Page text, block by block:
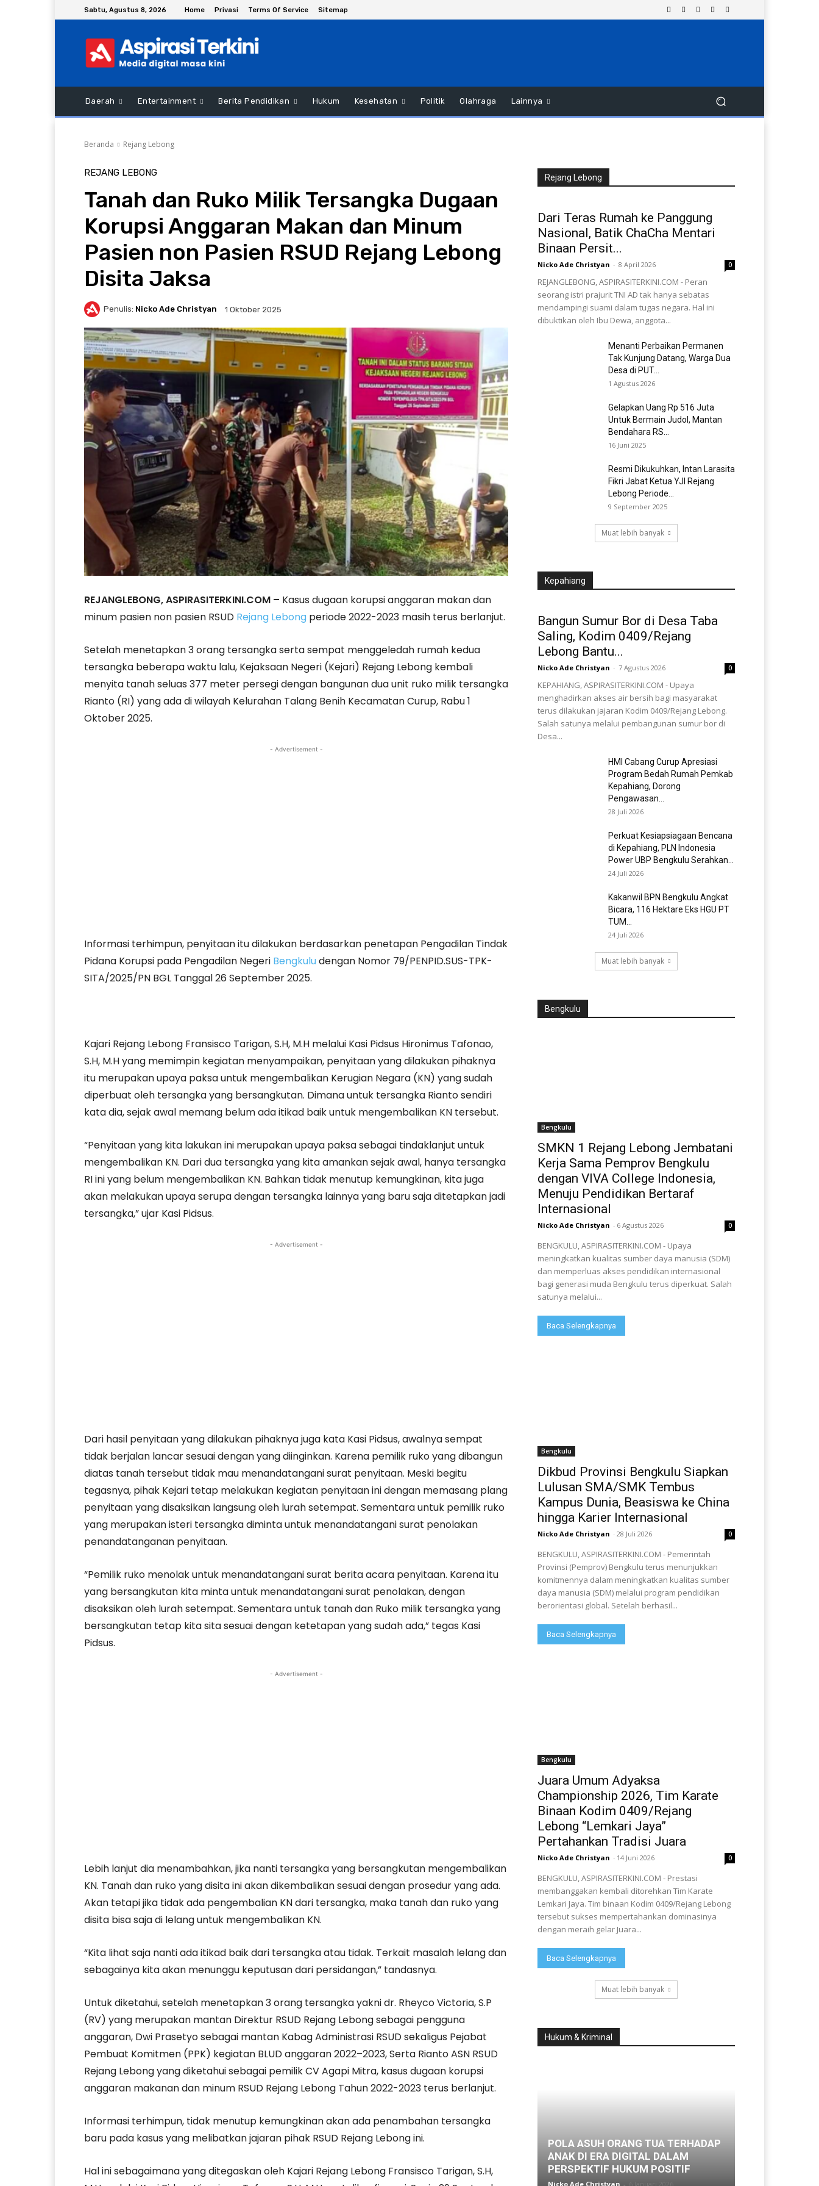
Sabtu, Agustus 8, 2026 Home Privasi Terms Of Service Sitemap
Daerah Entertainment Berita Pendidikan Hukum Kesehatan Politik Olahraga Lainnya
Beranda Rejang Lebong
REJANG LEBONG
Tanah dan Ruko Milik Tersangka Dugaan
Korupsi Anggaran Makan dan Minum
Pasien non Pasien RSUD Rejang Lebong
Disita Jaksa
Penulis: Nicko Ade Christyan 1 Oktober 2025
REJANGLEBONG, ASPIRASITERKINI.COM – Kasus dugaan korupsi anggaran makan dan
minum pasien non pasien RSUD Rejang Lebong periode 2022-2023 masih terus berlanjut.
Setelah menetapkan 3 orang tersangka serta sempat menggeledah rumah kedua
tersangka beberapa waktu lalu, Kejaksaan Negeri (Kejari) Rejang Lebong kembali
menyita tanah seluas 377 meter persegi dengan bangunan dua unit ruko milik tersangka
Rianto (RI) yang ada di wilayah Kelurahan Talang Benih Kecamatan Curup, Rabu 1
Oktober 2025.
- Advertisement -
Informasi terhimpun, penyitaan itu dilakukan berdasarkan penetapan Pengadilan Tindak
Pidana Korupsi pada Pengadilan Negeri Bengkuludengan Nomor 79/PENPID.SUS-TPK-
SITA/2025/PN BGL Tanggal 26 September 2025.
Kajari Rejang Lebong Fransisco Tarigan, S.H, M.H melalui Kasi Pidsus Hironimus Tafonao,
S.H, M.H yang memimpin kegiatan menyampaikan, penyitaan yang dilakukan pihaknya
itu merupakan upaya paksa untuk mengembalikan Kerugian Negara (KN) yang sudah
diperbuat oleh tersangka yang bersangkutan. Dimana untuk tersangka Rianto sendiri
kata dia, sejak awal memang belum ada itikad baik untuk mengembalikan KN tersebut.
“Penyitaan yang kita lakukan ini merupakan upaya paksa sebagai tindaklanjut untuk
mengembalikan KN. Dari dua tersangka yang kita amankan sejak awal, hanya tersangka
RI ini yang belum mengembalikan KN. Bahkan tidak menutup kemungkinan, kita juga
akan melakukan upaya serupa dengan tersangka lainnya yang baru saja ditetapkan jadi
tersangka,” ujar Kasi Pidsus.
- Advertisement -
Dari hasil penyitaan yang dilakukan pihaknya juga kata Kasi Pidsus, awalnya sempat
tidak berjalan lancar sesuai dengan yang diinginkan. Karena pemilik ruko yang dibangun
diatas tanah tersebut tidak mau menandatangani surat penyitaan. Meski begitu
tegasnya, pihak Kejari tetap melakukan kegiatan penyitaan ini dengan memasang plang
penyitaan yang disaksikan langsung oleh lurah setempat. Sementara untuk pemilik ruko
yang merupakan isteri tersangka diminta untuk menandatangani surat penolakan
penandatanganan penyitaan.
“Pemilik ruko menolak untuk menandatangani surat berita acara penyitaan. Karena itu
yang bersangkutan kita minta untuk menandatangani surat penolakan, dengan
disaksikan oleh lurah setempat. Sementara untuk tanah dan Ruko milik tersangka yang
bersangkutan tetap kita sita sesuai dengan ketetapan yang sudah ada,” tegas Kasi
Pidsus.
- Advertisement -
Lebih lanjut dia menambahkan, jika nanti tersangka yang bersangkutan mengembalikan
KN. Tanah dan ruko yang disita ini akan dikembalikan sesuai dengan prosedur yang ada.
Akan tetapi jika tidak ada pengembalian KN dari tersangka, maka tanah dan ruko yang
disita bisa saja di lelang untuk mengembalikan KN.
“Kita lihat saja nanti ada itikad baik dari tersangka atau tidak. Terkait masalah lelang dan
sebagainya kita akan menunggu keputusan dari persidangan,” tandasnya.
Untuk diketahui, setelah menetapkan 3 orang tersangka yakni dr. Rheyco Victoria, S.P
(RV) yang merupakan mantan Direktur RSUD Rejang Lebong sebagai pengguna
anggaran, Dwi Prasetyo sebagai mantan Kabag Administrasi RSUD sekaligus Pejabat
Pembuat Komitmen (PPK) kegiatan BLUD anggaran 2022–2023, Serta Rianto ASN RSUD
Rejang Lebong yang diketahui sebagai pemilik CV Agapi Mitra, kasus dugaan korupsi
anggaran makanan dan minum RSUD Rejang Lebong Tahun 2022-2023 terus berlanjut.
Informasi terhimpun, tidak menutup kemungkinan akan ada penambahan tersangka
baru pada kasus yang melibatkan jajaran pihak RSUD Rejang Lebong ini.
Hal ini sebagaimana yang ditegaskan oleh Kajari Rejang Lebong Fransisco Tarigan, S.H,
Rejang Lebong
Dari Teras Rumah ke Panggung
Nasional, Batik ChaCha Mentari
Binaan Persit...
Nicko Ade Christyan - 8 April 2026 0
REJANGLEBONG, ASPIRASITERKINI.COM - Peran
seorang istri prajurit TNI AD tak hanya sebatas
mendampingi suami dalam tugas negara. Hal ini
dibuktikan oleh Ibu Dewa, anggota...
Menanti Perbaikan Permanen
Tak Kunjung Datang, Warga Dua
Desa di PUT...
1 Agustus 2026
Gelapkan Uang Rp 516 Juta
Untuk Bermain Judol, Mantan
Bendahara RS...
16 Juni 2025
Resmi Dikukuhkan, Intan Larasita
Fikri Jabat Ketua YJI Rejang
Lebong Periode...
9 September 2025
Muat lebih banyak
Kepahiang
Bangun Sumur Bor di Desa Taba
Saling, Kodim 0409/Rejang
Lebong Bantu...
Nicko Ade Christyan - 7 Agustus 2026 0
KEPAHIANG, ASPIRASITERKINI.COM - Upaya
menghadirkan akses air bersih bagi masyarakat
terus dilakukan jajaran Kodim 0409/Rejang Lebong.
Salah satunya melalui pembangunan sumur bor di
Desa...
HMI Cabang Curup Apresiasi
Program Bedah Rumah Pemkab
Kepahiang, Dorong
Pengawasan...
28 Juli 2026
Perkuat Kesiapsiagaan Bencana
di Kepahiang, PLN Indonesia
Power UBP Bengkulu Serahkan...
24 Juli 2026
Kakanwil BPN Bengkulu Angkat
Bicara, 116 Hektare Eks HGU PT
TUM...
24 Juli 2026
Muat lebih banyak
Bengkulu
Bengkulu
SMKN 1 Rejang Lebong Jembatani
Kerja Sama Pemprov Bengkulu
dengan VIVA College Indonesia,
Menuju Pendidikan Bertaraf
Internasional
Nicko Ade Christyan - 6 Agustus 2026 0
BENGKULU, ASPIRASITERKINI.COM - Upaya
meningkatkan kualitas sumber daya manusia (SDM)
dan memperluas akses pendidikan internasional
bagi generasi muda Bengkulu terus diperkuat. Salah
satunya melalui...
Baca Selengkapnya
Bengkulu
Dikbud Provinsi Bengkulu Siapkan
Lulusan SMA/SMK Tembus
Kampus Dunia, Beasiswa ke China
hingga Karier Internasional
Nicko Ade Christyan - 28 Juli 2026 0
BENGKULU, ASPIRASITERKINI.COM - Pemerintah
Provinsi (Pemprov) Bengkulu terus menunjukkan
komitmennya dalam meningkatkan kualitas sumber
daya manusia (SDM) melalui program pendidikan
berorientasi global. Setelah berhasil...
Baca Selengkapnya
Bengkulu
Juara Umum Adyaksa
Championship 2026, Tim Karate
Binaan Kodim 0409/Rejang
Lebong “Lemkari Jaya”
Pertahankan Tradisi Juara
Nicko Ade Christyan - 14 Juni 2026 0
BENGKULU, ASPIRASITERKINI.COM - Prestasi
membanggakan kembali ditorehkan Tim Karate
Lemkari Jaya. Tim binaan Kodim 0409/Rejang Lebong
tersebut sukses mempertahankan dominasinya
dengan meraih gelar Juara...
Baca Selengkapnya
Muat lebih banyak
Hukum & Kriminal
POLA ASUH ORANG TUA TERHADAP
ANAK DI ERA DIGITAL DALAM
PERSPEKTIF HUKUM POSITIF
Nicko Ade Christyan -